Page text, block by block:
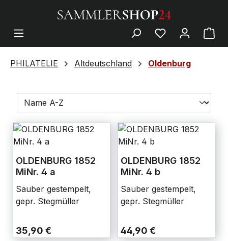
PHILATELIE Altdeutschland Oldenburg
OLDENBURG 1852
MiNr. 4 a
Sauber gestempelt,
gepr. Stegmüller
35,90 €
OLDENBURG 1852
MiNr. 4 b
Sauber gestempelt,
gepr. Stegmüller
44,90 €